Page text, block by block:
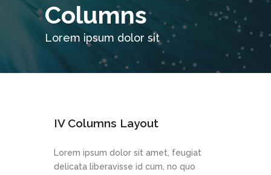
Columns
Lorem ipsum dolor sit
IV Columns Layout
Lorem ipsum dolor sit amet, feugiat
delicata liberavisse id cum, no quo